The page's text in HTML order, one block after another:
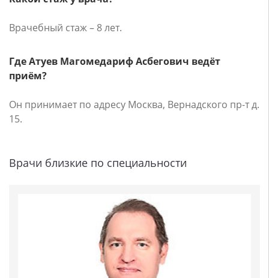
Врачебный стаж – 8 лет.
Где Атуев Магомедариф Асбегович ведёт
приём?
Он принимает по адресу Москва, Вернадского пр-т д.
15.
Врачи близкие по специальности